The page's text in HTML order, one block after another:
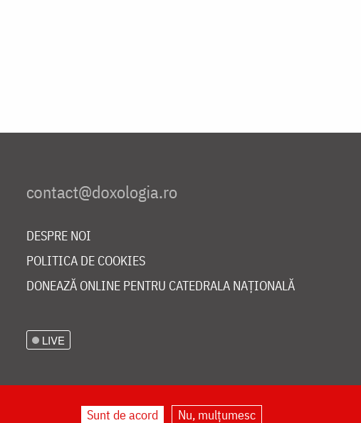
DESPRE NOI
POLITICA DE COOKIES
DONEAZĂ ONLINE PENTRU CATEDRALA NAȚIONALĂ
LIVE
Sunt de acord Nu, mulțumesc